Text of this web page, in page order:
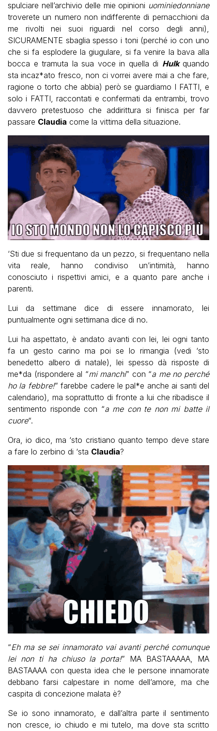
spulciare nell’archivio delle mie opinioni uominiedonniane
troverete un numero non indifferente di pernacchioni da
me rivolti nei suoi riguardi nel corso degli anni),
SICURAMENTE sbaglia spesso i toni (perché io con uno
che si fa esplodere la giugulare, si fa venire la bava alla
bocca e tramuta la sua voce in quella di Hulkquando
sta incaz*ato fresco, non ci vorrei avere mai a che fare,
ragione o torto che abbia) però se guardiamo I FATTI, e
solo i FATTI, raccontati e confermati da entrambi, trovo
davvero pretestuoso che addirittura si finisca per far
passare Claudia come la vittima della situazione.
‘Sti due si frequentano da un pezzo, si frequentano nella
vita reale, hanno condiviso un’intimità, hanno
conosciuto i rispettivi amici, e a quanto pare anche i
parenti.
Lui da settimane dice di essere innamorato, lei
puntualmente ogni settimana dice di no.
Lui ha aspettato, è andato avanti con lei, lei ogni tanto
fa un gesto carino ma poi se lo rimangia (vedi ‘sto
benedetto albero di natale), lei spesso dà risposte di
me*da (rispondere al “mi manchi” con “a me no perché
ho la febbre!” farebbe cadere le pal*e anche ai santi del
calendario), ma soprattutto di fronte a lui che ribadisce il
sentimento risponde con “a me con te non mi batte il
cuore“.
Ora, io dico, ma ‘sto cristiano quanto tempo deve stare
a fare lo zerbino di ‘sta Claudia?
“Eh ma se sei innamorato vai avanti perché comunque
lei non ti ha chiuso la porta!” MA BASTAAAAA, MA
BASTAAAA con questa idea che le persone innamorate
debbano farsi calpestare in nome dell’amore, ma che
caspita di concezione malata è?
Se io sono innamorato, e dall’altra parte il sentimento
non cresce, io chiudo e mi tutelo, ma dove sta scritto